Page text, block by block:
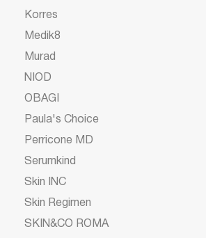
Korres
Medik8
Murad
NIOD
OBAGI
Paula's Choice
Perricone MD
Serumkind
Skin INC
Skin Regimen
SKIN&CO ROMA